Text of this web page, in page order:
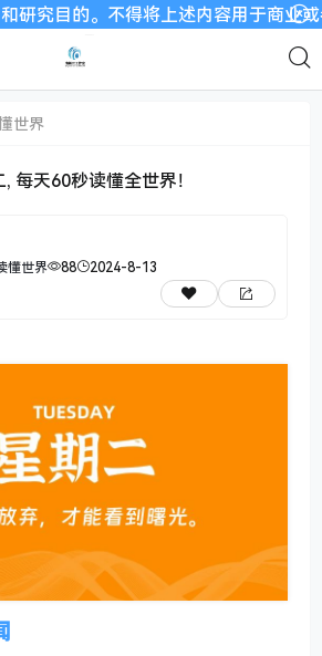
。不得将上述内容用于商业或者
世界
每天60秒读懂全世界！
懂世界 88 2024-8-13